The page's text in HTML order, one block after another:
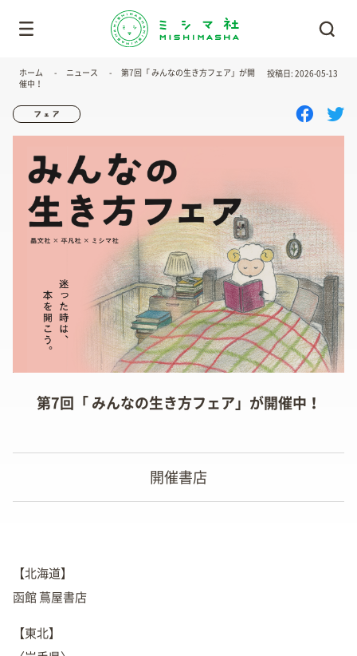
ホーム ニュース
第7回「 みんなの生き方フェア」が開
催中！
投稿日: 2026-05-13
第7回「 みんなの生き方フェア」が開催中！
開催書店
【北海道】
函館 蔦屋書店
【東北】